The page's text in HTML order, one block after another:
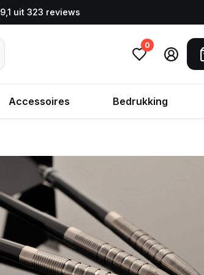
9,1 uit 323 reviews
0
Accessoires Bedrukking